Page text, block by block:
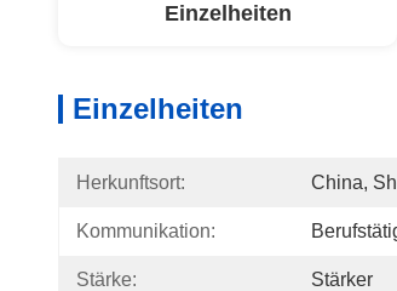
Einzelheiten
Einzelheiten
Herkunftsort: China,
Kommunikation:
Stärke: Stärker